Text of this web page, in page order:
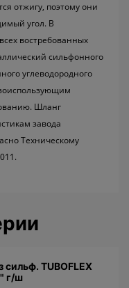
отжигу, поэтому они
угол. В
востребованных
сильфонного
углеводородного
Шланг
завода
Техническому
сильф. TUBOFLEX
г/ш